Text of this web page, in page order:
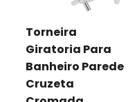
Torneira
Giratoria Para
Banheiro Parede
Cruzeta